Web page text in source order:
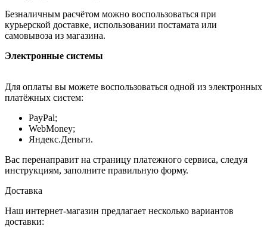
Безналичным расчётом можно воспользоваться при
курьерской доставке, использовании постамата или
самовывоза из магазина.
Электронные системы
Для оплаты вы можете воспользоваться одной из электронных
платёжных систем:
PayPal;
WebMoney;
Яндекс.Деньги.
Вас перенаправит на страницу платежного сервиса, следуя
инструкциям, заполните правильную форму.
Доставка
Наш интернет-магазин предлагает несколько вариантов
доставки: